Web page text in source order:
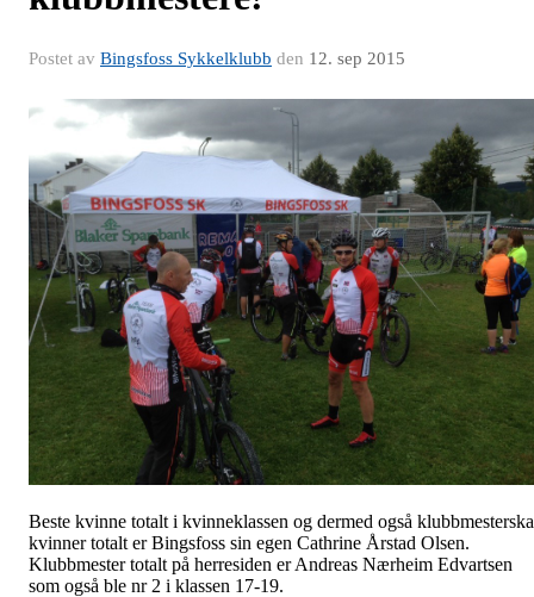
Postet av Bingsfoss Sykkelklubb den 12. sep 2015
Beste kvinne totalt i kvinneklassen og dermed også
kvinner totalt er Bingsfoss sin egen Cathrine Årstad Olsen.
Klubbmester totalt på herresiden er Andreas Nærheim Edvartsen
som også ble nr 2 i klassen 17-19.